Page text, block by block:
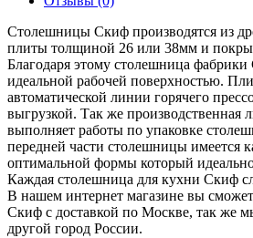
Столешницы Скиф производятся из
плиты толщиной 26 или 38мм и
Благодаря этому столешница фабрики
идеальной рабочей поверхностью.
автоматической линии горячего
выгрузкой. Так же производственная
выполняет работы по упаковке
передней части столешницы имеется
оптимальной формы который
Каждая столешница для кухни Скиф
В нашем интернет магазине вы
Скиф с доставкой по Москве, так же
другой город России.